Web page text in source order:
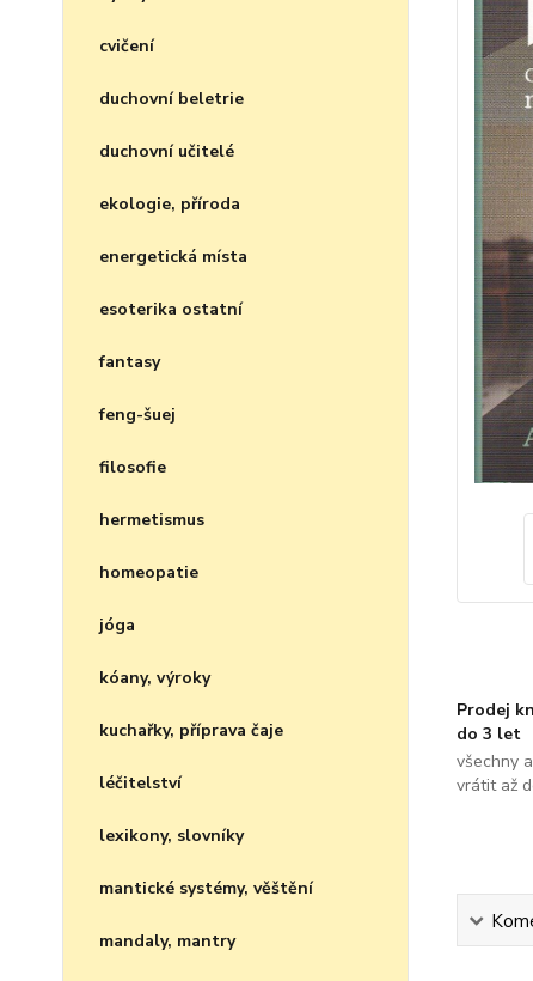
cvičení
duchovní beletrie
duchovní učitelé
ekologie, příroda
energetická místa
esoterika ostatní
fantasy
feng-šuej
filosofie
hermetismus
homeopatie
jóga
kóany, výroky
kuchařky, příprava čaje
léčitelství
lexikony, slovníky
mantické systémy, věštění
mandaly, mantry
Prodej
do 3 let
všechny
vrátit až